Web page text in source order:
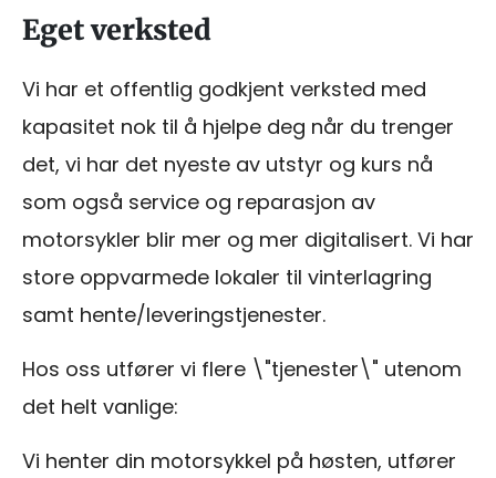
Eget verksted
Vi har et offentlig godkjent verksted med
kapasitet nok til å hjelpe deg når du trenger
det, vi har det nyeste av utstyr og kurs nå
som også service og reparasjon av
motorsykler blir mer og mer digitalisert. Vi har
store oppvarmede lokaler til vinterlagring
samt hente/leveringstjenester.
Hos oss utfører vi flere \"tjenester\" utenom
det helt vanlige:
Vi henter din motorsykkel på høsten, utfører